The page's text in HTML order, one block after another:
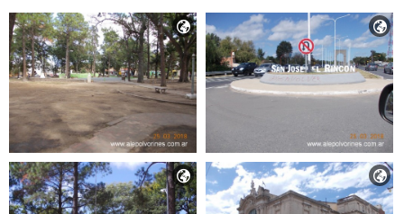
 
 